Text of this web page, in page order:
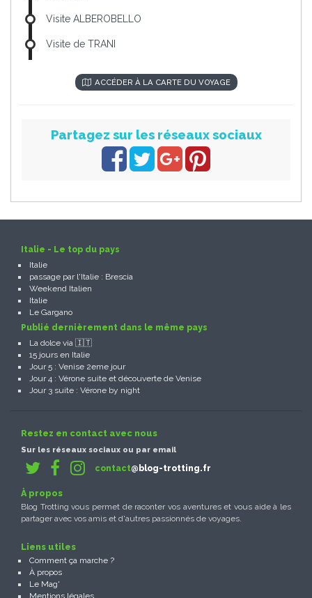
Visite ALBEROBELLO
Visite de TRANI
ACCÉDER À LA CARTE DU VOYAGE
Partagez sur les réseaux sociaux
Italie - Le top du pays
Italie
passage par l'Italie : Brescia
Weekend Italien
Italie
Le Gargano
Publié dernièrement dans le même pays
La dolce via 🇮🇹
15 jours en Italie
Jour 5 : Venise 2eme jour
Jour 4 : Vérone suite et découverte de Venise
Jour 3 suite : Vérone by night
Restez en contact avec nous
Sur les réseaux sociaux ou par email
contact@blog-trotting.fr
À propos
Blog Trotting vous permet de raconter vos aventures et vous aide à les
partager avec vos amis et d'autres passionnés de voyages.
Liens utiles
Comment ça marche ?
À propos
Le Mag'
Mentions légales